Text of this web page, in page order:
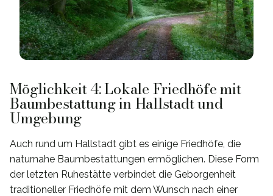
Möglichkeit 4: Lokale Friedhöfe mit
Baumbestattung in Hallstadt und
Umgebung
Auch rund um Hallstadt gibt es einige Friedhöfe, die
naturnahe Baumbestattungen ermöglichen. Diese Form
der letzten Ruhestätte verbindet die Geborgenheit
traditioneller Friedhöfe mit dem Wunsch nach einer